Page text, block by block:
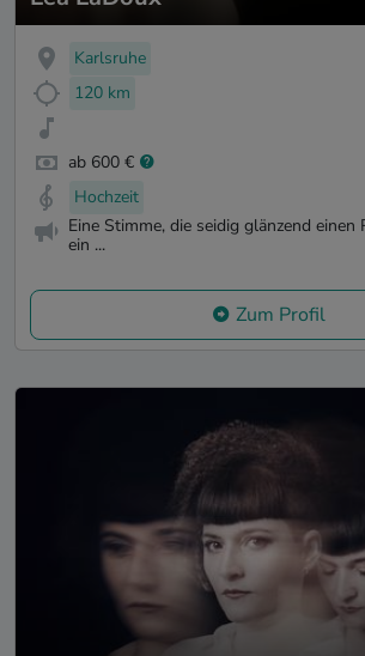
Karlsruhe
120 km
ab 600 €
Hochzeit
Eine Stimme, die seidig glänzend
ein ...
Zum Profil